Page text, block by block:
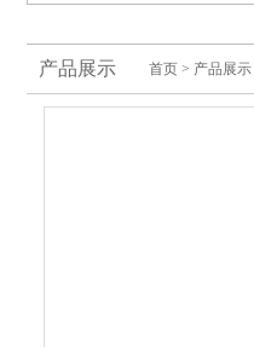
产品展示 首页 > 产品展示